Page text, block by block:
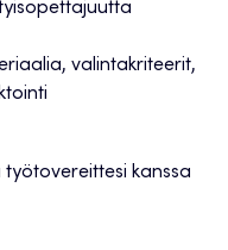
valintakriteerit,
kanssa